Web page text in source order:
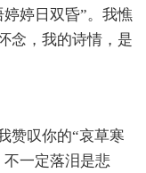
婷日双昏”。我憔
念，我的诗情，是
赞叹你的“哀草寒
一定落泪是悲